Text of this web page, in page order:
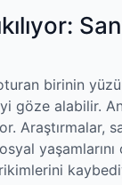
birinin
göze alabilir.
Araştırmalar,